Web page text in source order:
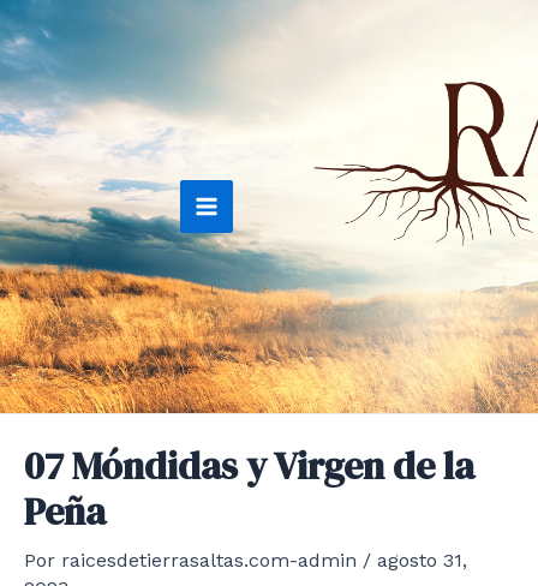
Ir
al
contenido
Main
Menu
07 Móndidas y Virgen de la
Peña
Por raicesdetierrasaltas.com-admin / agosto 31,